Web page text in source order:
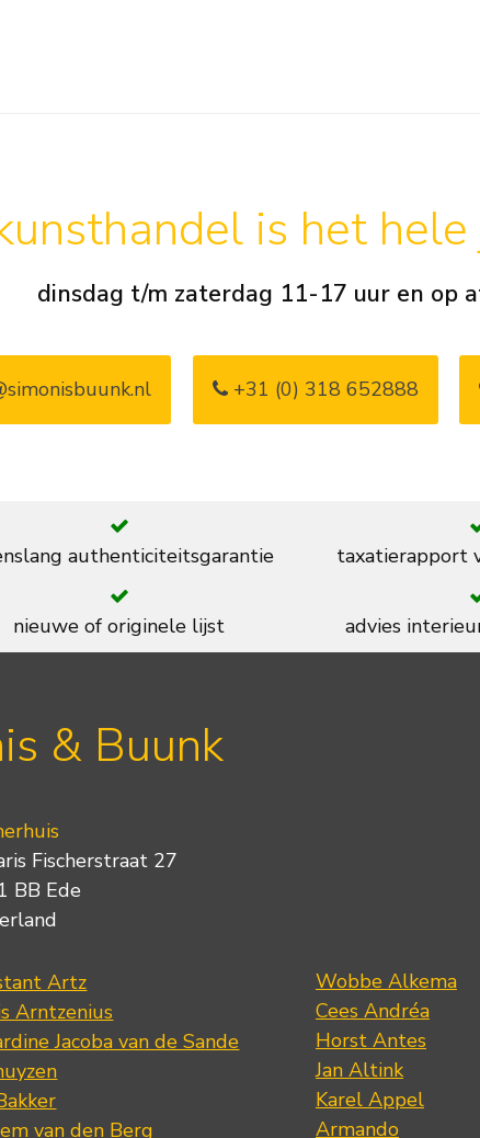
is het
dinsdag t/m zaterdag 11-17 uur en op
+31 (0) 318 652888
authenticiteitsgarantie taxatierapport
nieuwe of originele lijst advies
& Buunk
Fischerstraat 27
BB Ede
Artz
Arntzenius
Jacoba van de Sande
van den Berg
Wobbe Alkema
Cees Andréa
Horst Antes
Jan Altink
Karel Appel
Armando